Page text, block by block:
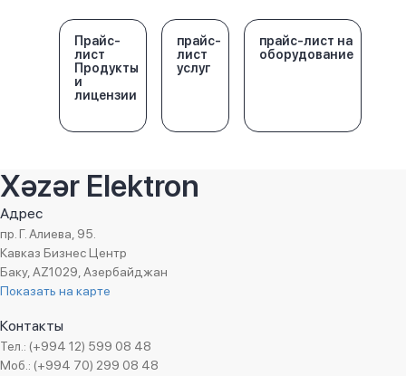
Прайс-
лист
Продукты
и
лицензии
прайс-
лист
услуг
прайс-лист на
оборудование
Xəzər Elektron
Адрес
пр. Г. Алиева, 95.
Кавказ Бизнес Центр
Баку, AZ1029, Азербайджан
Показать на карте
Контакты
Тел.: (+994 12) 599 08 48
Моб.: (+994 70) 299 08 48